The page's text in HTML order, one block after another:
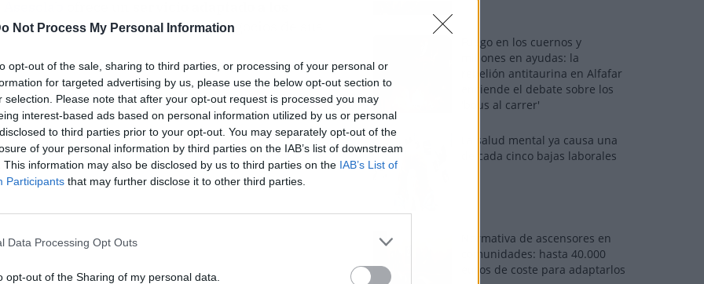
Not Process My Personal Information
opt-out of the sale, sharing to third parties, or processing of your personal or
for targeted advertising by us, please use the below opt-out section to
selection. Please note that after your opt-out request is processed you may
interest-based ads based on personal information utilized by us or personal
to third parties prior to your opt-out. You may separately opt-out of the
of your personal information by third parties on the IAB’s list of downstream
This information may also be disclosed by us to third parties on the IAB’s List of
Participants that may further disclose it to other third parties.
Data Processing Opt Outs
opt-out of the Sharing of my personal data.
un tratamiento global de los negocios de sus
Fuego en los cuernos y
millones en ayudas: la
rebelión antitaurina en Alfafar
enciende el debate sobre los
'bous al carrer'
La salud mental ya causa una
de cada cinco bajas laborales
Normativa de ascensores en
comunidades: hasta 40.000
euros de coste para adaptarlos